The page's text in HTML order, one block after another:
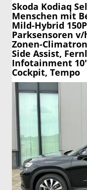
Skoda Kodiaq
Menschen mit
Mild-Hybrid
Parksensoren
Zonen-
Side Assist,
Infotainment
Cockpit, Tempo